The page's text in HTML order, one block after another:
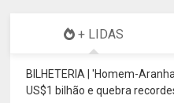
+ LIDAS
BILHETERIA | 'Homem-
US$1 bilhão e quebra